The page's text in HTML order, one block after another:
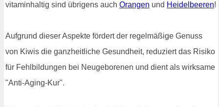
vitaminhaltig sind übrigens auch Orangen und Heidelbeeren!
Aufgrund dieser Aspekte fördert der regelmäßige Genuss
von Kiwis die ganzheitliche Gesundheit, reduziert das Risiko
für Fehlbildungen bei Neugeborenen und dient als wirksame
"Anti-Aging-Kur".